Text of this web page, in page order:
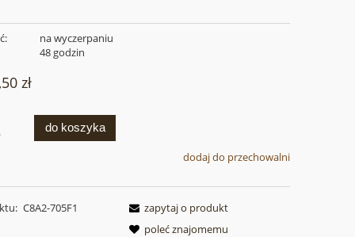
na wyczerpaniu
48 godzin
zł
do koszyka
dodaj do przechowalni
C8A2-705F1
zapytaj o produkt
poleć znajomemu